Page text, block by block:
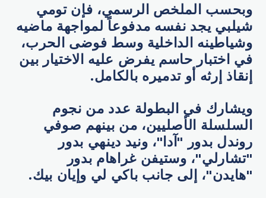
وبحسب الملخص الرسمي، فإن تومي
شيلبي يجد نفسه مدفوعاً لمواجهة ماضيه
وشياطينه الداخلية وسط فوضى الحرب،
في اختبار حاسم يفرض عليه الاختيار بين
إنقاذ إرثه أو تدميره بالكامل.
ويشارك في البطولة عدد من نجوم
السلسلة الأصليين، من بينهم صوفي
روندل بدور "آدا"، ونيد دينهي بدور
"تشارلي"، وستيفن غراهام بدور
"هايدن"، إلى جانب باكي لي وإيان بيك.